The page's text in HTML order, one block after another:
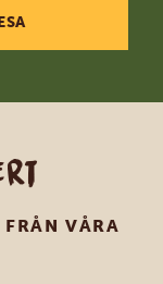
VÅRA